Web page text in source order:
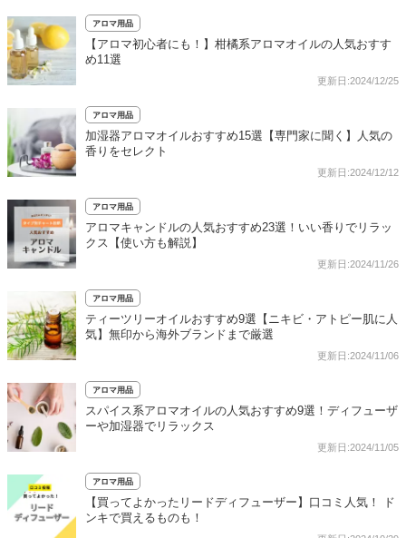
アロマ用品
【アロマ初心者にも！】柑橘系アロマオイルの人気おすす
め11選
更新日:2024/12/25
アロマ用品
加湿器アロマオイルおすすめ15選【専門家に聞く】人気の
香りをセレクト
更新日:2024/12/12
アロマ用品
アロマキャンドルの人気おすすめ23選！いい香りでリラッ
クス【使い方も解説】
更新日:2024/11/26
アロマ用品
ティーツリーオイルおすすめ9選【ニキビ・アトピー肌に人
気】無印から海外ブランドまで厳選
更新日:2024/11/06
アロマ用品
スパイス系アロマオイルの人気おすすめ9選！ディフューザ
ーや加湿器でリラックス
更新日:2024/11/05
アロマ用品
【買ってよかったリードディフューザー】口コミ人気！ ド
ンキで買えるものも！